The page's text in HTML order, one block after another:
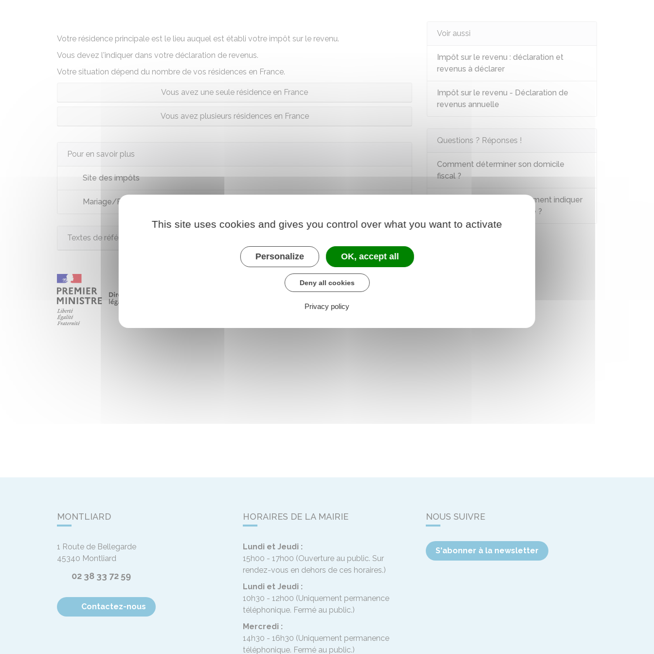
Votre résidence principale est le lieu auquel est établi votre impôt sur le revenu.
Vous devez l'indiquer dans votre déclaration de revenus.
Votre situation dépend du nombre de vos résidences en France.
Vous avez une seule résidence en France
Vous avez plusieurs résidences en France
Pour en savoir plus
Site des impôts
Mariage/PACS et impôts en commun
Textes de référence
Voir aussi
Impôt sur le revenu : déclaration et
revenus à déclarer
Impôt sur le revenu - Déclaration de
revenus annuelle
Questions ? Réponses !
Comment déterminer son domicile
fiscal ?
Impôt sur le revenu - Comment indiquer
son changement d'adresse ?
MONTLIARD
1 Route de Bellegarde
45340 Montliard
02 38 33 72 59
Contactez-nous
HORAIRES DE LA MAIRIE
Lundi et Jeudi :
15h00 - 17h00 (Ouverture au public. Sur
rendez-vous en dehors de ces horaires.)
Lundi et Jeudi :
10h30 - 12h00 (Uniquement permanence
téléphonique. Fermé au public.)
Mercredi :
14h30 - 16h30 (Uniquement permanence
téléphonique. Fermé au public.)
NOUS SUIVRE
S'abonner à la newsletter
This site uses cookies and gives you control over what you want to activate
Personalize OK, accept all
Deny all cookies
Privacy policy